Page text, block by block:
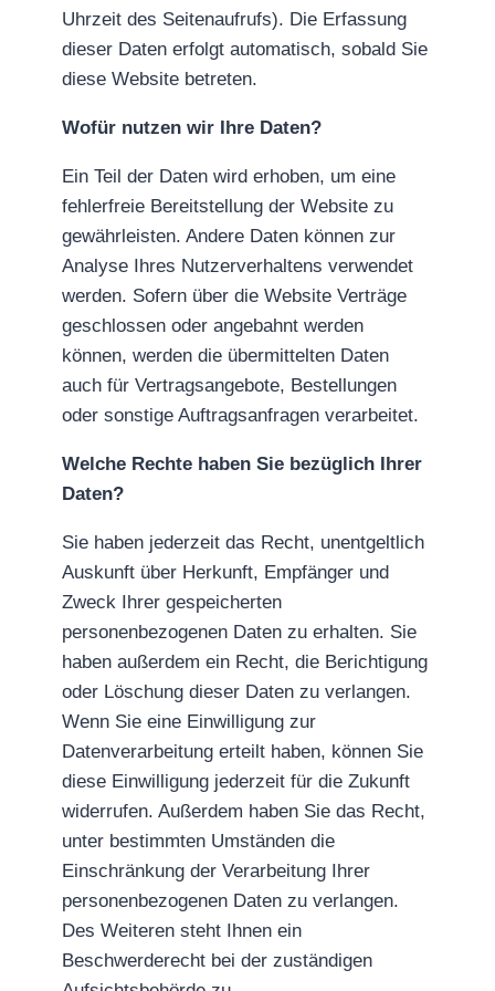
Uhrzeit des Seitenaufrufs). Die Erfassung
dieser Daten erfolgt automatisch, sobald Sie
diese Website betreten.
Wofür nutzen wir Ihre Daten?
Ein Teil der Daten wird erhoben, um eine
fehlerfreie Bereitstellung der Website zu
gewährleisten. Andere Daten können zur
Analyse Ihres Nutzerverhaltens verwendet
werden. Sofern über die Website Verträge
geschlossen oder angebahnt werden
können, werden die übermittelten Daten
auch für Vertragsangebote, Bestellungen
oder sonstige Auftragsanfragen verarbeitet.
Welche Rechte haben Sie bezüglich Ihrer
Daten?
Sie haben jederzeit das Recht, unentgeltlich
Auskunft über Herkunft, Empfänger und
Zweck Ihrer gespeicherten
personenbezogenen Daten zu erhalten. Sie
haben außerdem ein Recht, die Berichtigung
oder Löschung dieser Daten zu verlangen.
Wenn Sie eine Einwilligung zur
Datenverarbeitung erteilt haben, können Sie
diese Einwilligung jederzeit für die Zukunft
widerrufen. Außerdem haben Sie das Recht,
unter bestimmten Umständen die
Einschränkung der Verarbeitung Ihrer
personenbezogenen Daten zu verlangen.
Des Weiteren steht Ihnen ein
Beschwerderecht bei der zuständigen